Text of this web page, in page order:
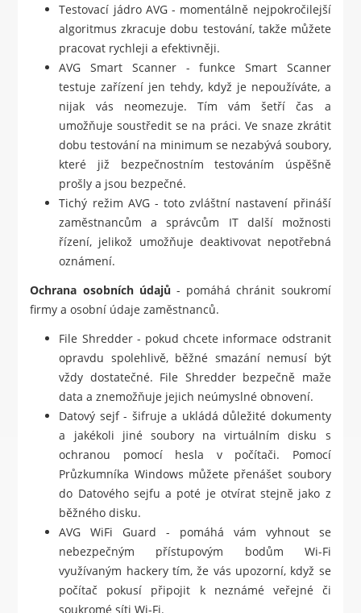
Testovací jádro AVG - momentálně nejpokročilejší
algoritmus zkracuje dobu testování, takže můžete
pracovat rychleji a efektivněji.
AVG Smart Scanner - funkce Smart Scanner
testuje zařízení jen tehdy, když je nepoužíváte, a
nijak vás neomezuje. Tím vám šetří čas a
umožňuje soustředit se na práci. Ve snaze zkrátit
dobu testování na minimum se nezabývá soubory,
které již bezpečnostním testováním úspěšně
prošly a jsou bezpečné.
Tichý režim AVG - toto zvláštní nastavení přináší
zaměstnancům a správcům IT další možnosti
řízení, jelikož umožňuje deaktivovat nepotřebná
oznámení.
Ochrana osobních údajů - pomáhá chránit soukromí
firmy a osobní údaje zaměstnanců.
File Shredder - pokud chcete informace odstranit
opravdu spolehlivě, běžné smazání nemusí být
vždy dostatečné. File Shredder bezpečně maže
data a znemožňuje jejich neúmyslné obnovení.
Datový sejf - šifruje a ukládá důležité dokumenty
a jakékoli jiné soubory na virtuálním disku s
ochranou pomocí hesla v počítači. Pomocí
Průzkumníka Windows můžete přenášet soubory
do Datového sejfu a poté je otvírat stejně jako z
běžného disku.
AVG WiFi Guard - pomáhá vám vyhnout se
nebezpečným přístupovým bodům Wi-Fi
využívaným hackery tím, že vás upozorní, když se
počítač pokusí připojit k neznámé veřejné či
soukromé síti Wi-Fi.